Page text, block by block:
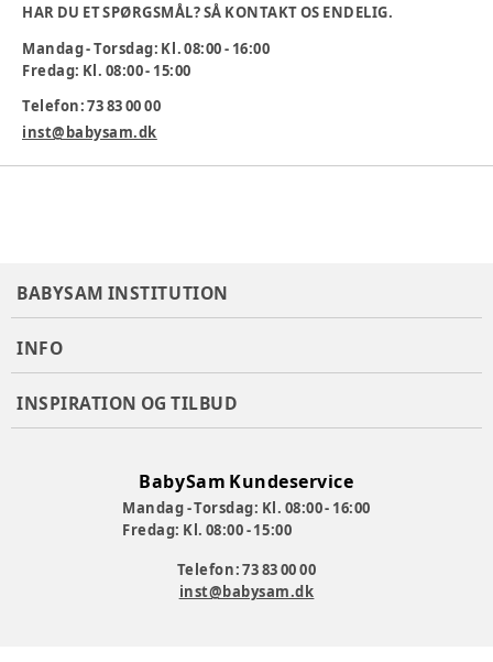
HAR DU ET SPØRGSMÅL? SÅ KONTAKT OS ENDELIG.
Mandag - Torsdag: Kl. 08:00 - 16:00
Fredag: Kl. 08:00 - 15:00
Telefon: 73 83 00 00
inst@babysam.dk
BABYSAM INSTITUTION
INFO
INSPIRATION OG TILBUD
BabySam Kundeservice
Mandag - Torsdag: Kl. 08:00 - 16:00
Fredag: Kl. 08:00 - 15:00
Telefon: 73 83 00 00
inst@babysam.dk